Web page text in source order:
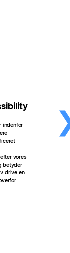
indenfor
vores
betyder
drive en